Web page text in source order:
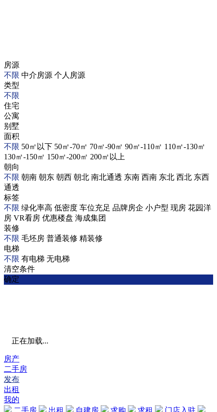
房源
不限 中介房源 个人房源
类型
不限
住宅
公寓
别墅
面积
不限 50㎡以下 50㎡-70㎡ 70㎡-90㎡ 90㎡-110㎡ 110㎡-130㎡
130㎡-150㎡ 150㎡-200㎡ 200㎡以上
朝向
不限 朝南 朝东 朝西 朝北 南北通透 东南 西南 东北 西北 东西
通透
标签
不限 绿化率高 低密度 车位充足 品牌房企 小户型 现房 花园洋
房 VR看房 优惠楼盘 海成集团
装修
不限 毛坯房 普通装修 精装修
电梯
不限 有电梯 无电梯
清空条件
确定
正在加载...
房产
二手房
发布
出租
我的
二手房
出租 自建房 求购 求租 门店入驻